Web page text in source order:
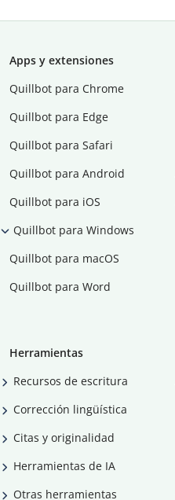
Apps y extensiones
Quillbot para Chrome
Quillbot para Edge
Quillbot para Safari
Quillbot para Android
Quillbot para iOS
Quillbot para Windows
Quillbot para macOS
Quillbot para Word
Herramientas
Recursos de escritura
Corrección lingüística
Citas y originalidad
Herramientas de IA
Otras herramientas